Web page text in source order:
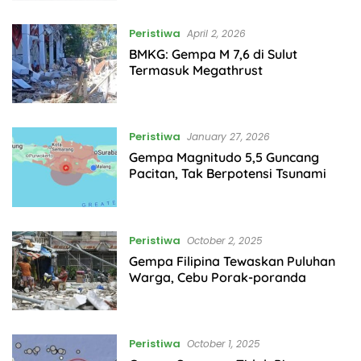
Peristiwa April 2, 2026
BMKG: Gempa M 7,6 di Sulut
Termasuk Megathrust
Peristiwa January 27, 2026
Gempa Magnitudo 5,5 Guncang
Pacitan, Tak Berpotensi Tsunami
Peristiwa October 2, 2025
Gempa Filipina Tewaskan Puluhan
Warga, Cebu Porak-poranda
Peristiwa October 1, 2025